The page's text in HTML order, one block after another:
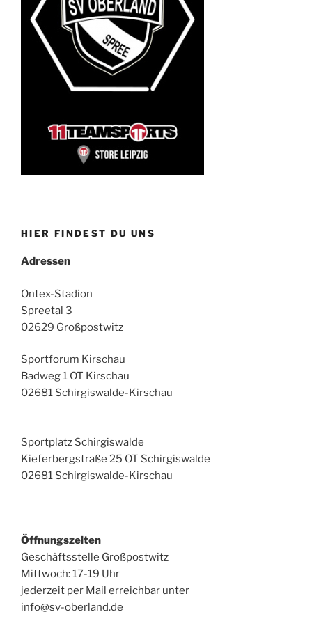
HIER FINDEST DU UNS
Adressen
Ontex-Stadion
Spreetal 3
02629 Großpostwitz
Sportforum Kirschau
Badweg 1 OT Kirschau
02681 Schirgiswalde-Kirschau
Sportplatz Schirgiswalde
Kieferbergstraße 25 OT Schirgiswalde
02681 Schirgiswalde-Kirschau
Öffnungszeiten
Geschäftsstelle Großpostwitz
Mittwoch: 17-19 Uhr
jederzeit per Mail erreichbar unter
info@sv-oberland.de